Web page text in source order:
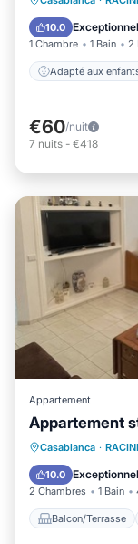
10.0 Exceptionnel
1 Chambre 1 Bain 2
Adapté aux
€60/nuit
7 nuits - €418
Appartement
Appartement
Casablanca ·
10.0 Exceptionnel
2 Chambres 1 Bain
Balcon/Terrasse
Balcon/
Adapté
Espace